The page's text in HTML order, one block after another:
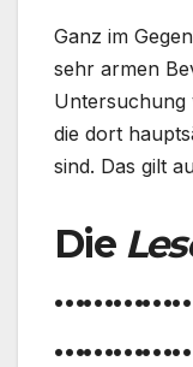
Ganz im
sehr armen
Untersuchung
die dort
sind. Das gilt
Die